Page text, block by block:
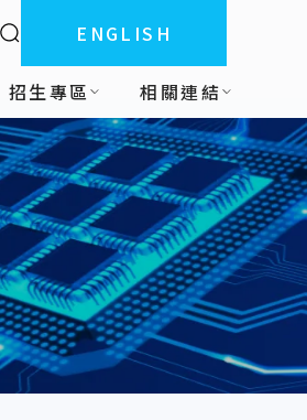
全站搜索ENGLISH
招生專區 相關連結